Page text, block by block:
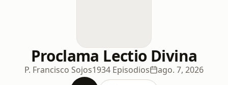
Proclama Lectio Divina
P. Francisco Sojos1934 Episodios ago. 7, 2026